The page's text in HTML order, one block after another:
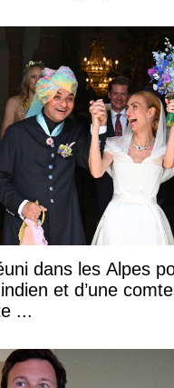
dans les Alpes
et d’une
...